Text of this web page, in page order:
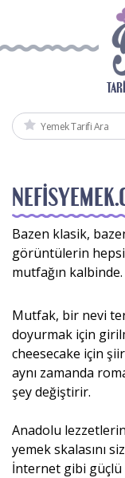
Bazen klasik,
görüntülerin hepsi
mutfağın kalbinde.
Mutfak, bir nevi
doyurmak için
cheesecake için
aynı zamanda
şey değiştirir.
Anadolu
yemek skalasını
İnternet gibi güçlü